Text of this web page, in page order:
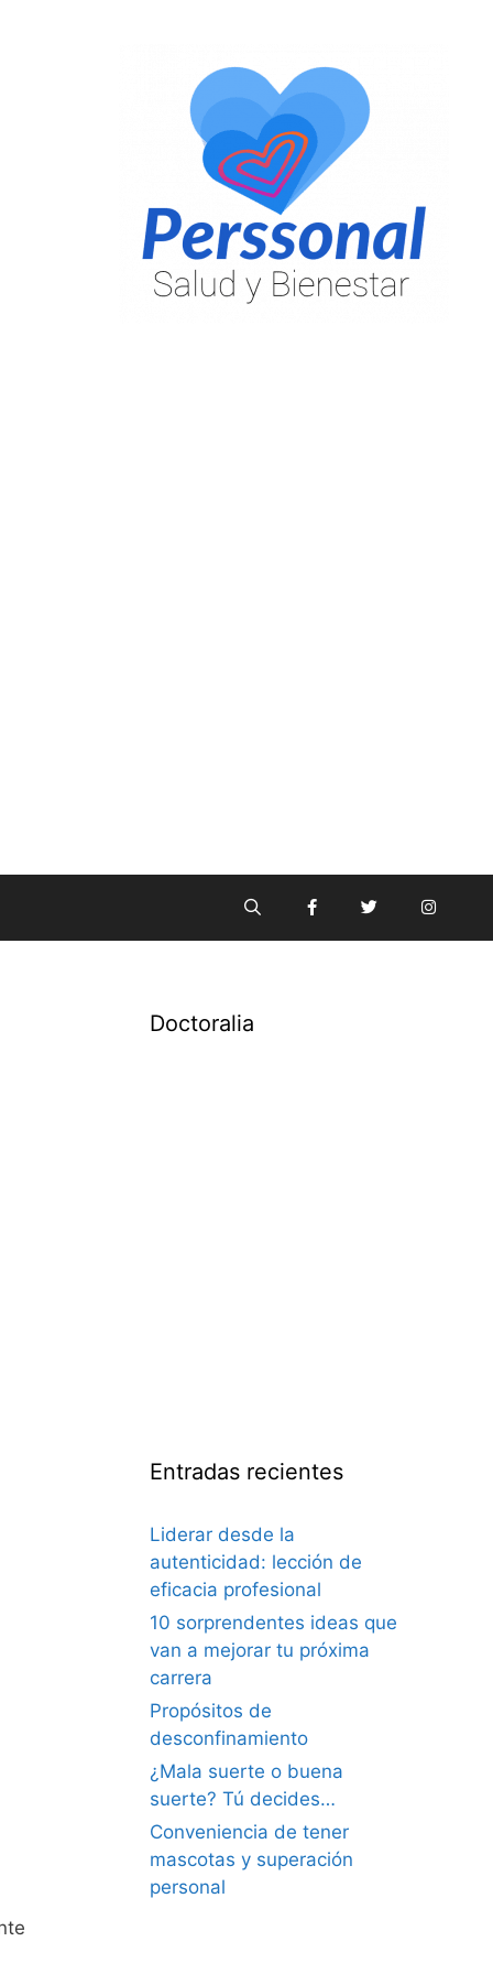
Doctoralia
Entradas recientes
Liderar desde la
autenticidad: lección de
eficacia profesional
10 sorprendentes ideas que
van a mejorar tu próxima
carrera
Propósitos de
desconfinamiento
¿Mala suerte o buena
suerte? Tú decides…
Conveniencia de tener
mascotas y superación
personal